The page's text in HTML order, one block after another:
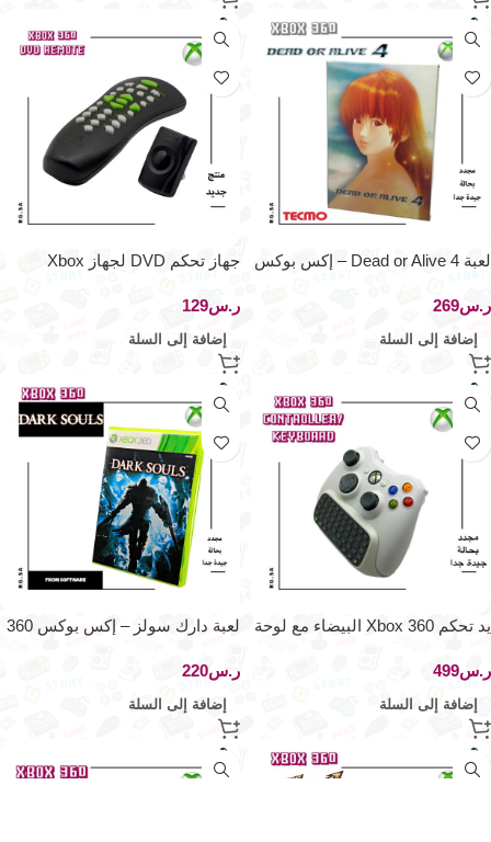
لعبة Dead or Alive 4 – إكس بوكس
ر.س
إضافة إلى السلة
جهاز تحكم DVD لجهاز Xbox
ر.س
إضافة إلى السلة
يد تحكم Xbox 360 البيضاء مع لوحة
متكاملة
ر.س
إضافة إلى السلة
لعبة دارك سولز – إكس بوكس 360
ر.س
إضافة إلى السلة